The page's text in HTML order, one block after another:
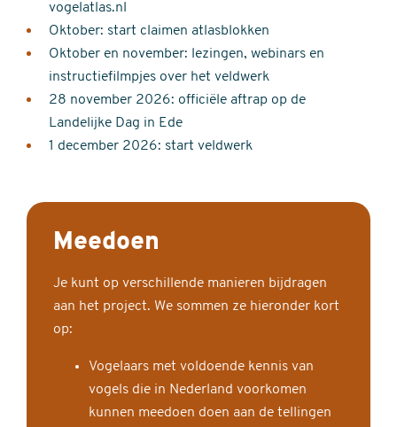
vogelatlas.nl
Oktober: start claimen atlasblokken
Oktober en november: lezingen, webinars en
instructiefilmpjes over het veldwerk
28 november 2026: officiële aftrap op de
Landelijke Dag in Ede
1 december 2026: start veldwerk
Meedoen
Je kunt op verschillende manieren bijdragen
aan het project. We sommen ze hieronder kort
op:
Vogelaars met voldoende kennis van
vogels die in Nederland voorkomen
kunnen meedoen doen aan de tellingen